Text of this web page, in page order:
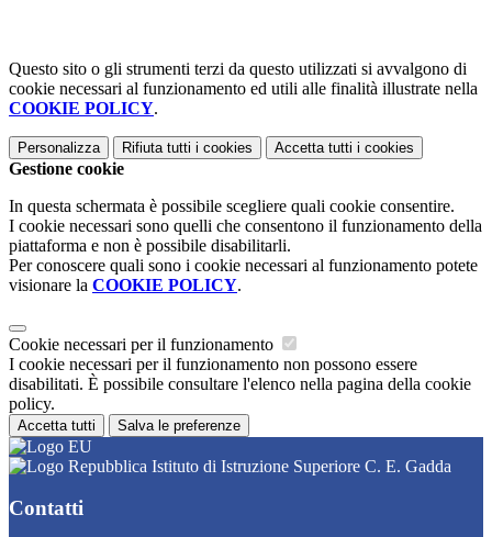
Questo sito o gli strumenti terzi da questo utilizzati si avvalgono di
cookie necessari al funzionamento ed utili alle finalità illustrate nella
COOKIE POLICY.
Personalizza Rifiuta tutti i cookies Accetta tutti i cookies
Gestione cookie
In questa schermata è possibile scegliere quali cookie consentire.
I cookie necessari sono quelli che consentono il funzionamento della
piattaforma e non è possibile disabilitarli.
Per conoscere quali sono i cookie necessari al funzionamento potete
visionare la COOKIE POLICY.
Cookie necessari per il funzionamento
I cookie necessari per il funzionamento non possono essere
disabilitati. È possibile consultare l'elenco nella pagina della cookie
policy.
Accetta tutti Salva le preferenze
Istituto di Istruzione Superiore C. E. Gadda
Contatti